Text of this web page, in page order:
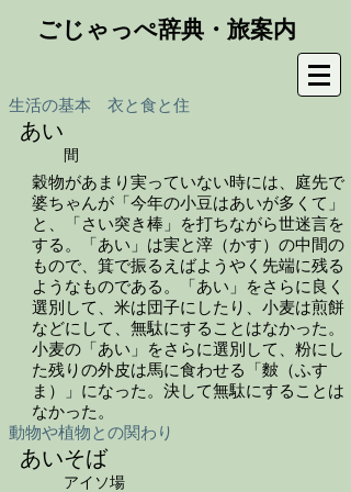
ごじゃっぺ辞典・旅案内
生活の基本 衣と食と住
あい
間
穀物があまり実っていない時には、庭先で
婆ちゃんが「今年の小豆はあいが多くて」
と、「さい突き棒」を打ちながら世迷言を
する。「あい」は実と滓（かす）の中間の
もので、箕で振るえばようやく先端に残る
ようなものである。「あい」をさらに良く
選別して、米は団子にしたり、小麦は煎餅
などにして、無駄にすることはなかった。
小麦の「あい」をさらに選別して、粉にし
た残りの外皮は馬に食わせる「麬（ふす
ま）」になった。決して無駄にすることは
なかった。
動物や植物との関わり
あいそば
アイソ場